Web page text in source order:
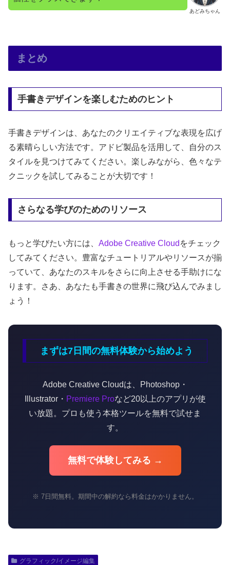
あどみちゃん
まとめ
手書きデザインを楽しむためのヒント
手書きデザインは、あなたのクリエイティブな表現を広げ
る素晴らしい方法です。アドビ製品を活用して、自分のス
タイルを見つけてみてください。楽しみながら、色々なテ
クニックを試してみることが大切です！
さらなる学びのためのリソース
もっと学びたい方には、 Adobe Creative Cloud をチェック
してみてください。豊富なチュートリアルやリソースが揃
っていて、あなたのスキルをさらに向上させる手助けにな
ります。さあ、あなたも手書きの世界に飛び込んでみまし
ょう！
まずは7日間の無料体験から始めよう
Adobe Creative Cloudは、Photoshop・
Illustrator・ Premiere Proなど20以上のアプリが使
い放題。プロも使う本格ツールを無料で試せま
す。
無料で体験してみる →
※ 7日間無料。期間中の解約なら料金はかかりません。
グラフィック/イメージ編集